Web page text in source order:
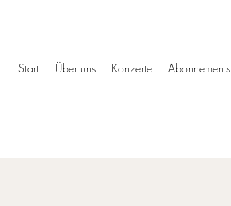
Start Über uns Konzerte Abonnements